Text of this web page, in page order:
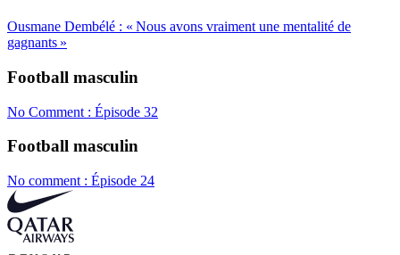
Ousmane Dembélé : « Nous avons vraiment une mentalité de
gagnants »
Football masculin
No Comment : Épisode 32
Football masculin
No comment : Épisode 24